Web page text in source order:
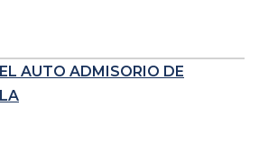
AUTO ADMISORIO DE